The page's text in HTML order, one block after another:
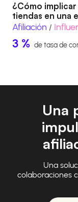
¿Cómo
tiendas en una
Afiliación /
3 % de tasa de
Una
Una
colaboraciones